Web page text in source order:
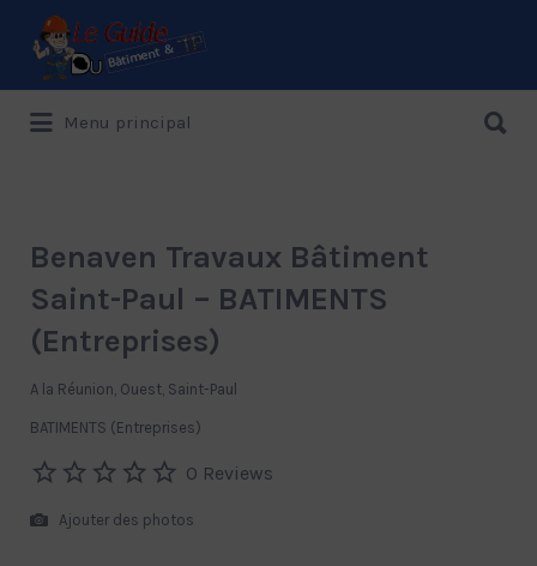
Le Guide de référence depuis 1995
Rechercher:
Menu principal
Benaven Travaux Bâtiment
Saint-Paul – BATIMENTS
(Entreprises)
A la Réunion, Ouest, Saint-Paul
BATIMENTS (Entreprises)
0 Reviews
Ajouter des photos